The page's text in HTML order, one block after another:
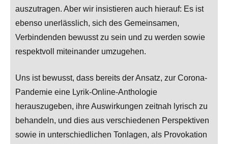
auszutragen. Aber wir insistieren auch hierauf: Es ist
ebenso unerlässlich, sich des Gemeinsamen,
Verbindenden bewusst zu sein und zu werden sowie
respektvoll miteinander umzugehen.
Uns ist bewusst, dass bereits der Ansatz, zur Corona-
Pandemie eine Lyrik-Online-Anthologie
herauszugeben, ihre Auswirkungen zeitnah lyrisch zu
behandeln, und dies aus verschiedenen Perspektiven
sowie in unterschiedlichen Tonlagen, als Provokation